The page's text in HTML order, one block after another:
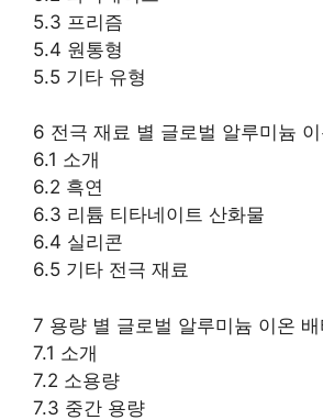
5.3 프리즘
5.4 원통형
5.5 기타 유형
6 전극 재료 별 글로벌 알루미늄
6.1 소개
6.2 흑연
6.3 리튬 티타네이트 산화물
6.4 실리콘
6.5 기타 전극 재료
7 용량 별 글로벌 알루미늄 이온
7.1 소개
7.2 소용량
7.3 중간 용량